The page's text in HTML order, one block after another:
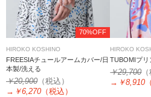
70%OFF
HIROKO KOSHINO
FREESIAチュールアームカバー/日
本製/洗える
￥20,900 （税込）
→ ￥6,270 （税込）
HIROKO
TUBOMIプ
￥29,700（
→ ￥8,910